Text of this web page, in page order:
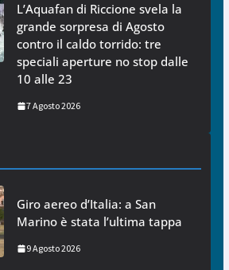
L’Aquafan di Riccione svela la
grande sorpresa di Agosto
contro il caldo torrido: tre
speciali aperture no stop dalle
10 alle 23
7 Agosto 2026
Giro aereo d’Italia: a San
Marino è stata l’ultima tappa
9 Agosto 2026